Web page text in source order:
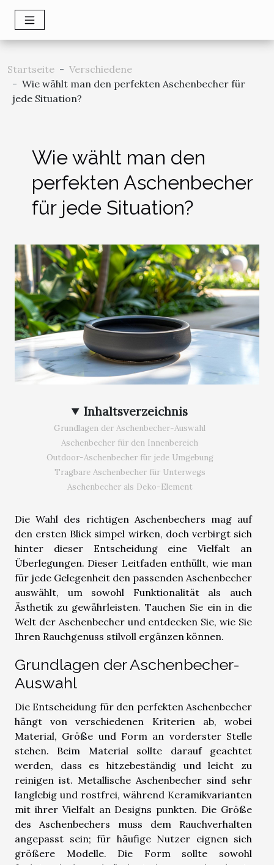
Startseite
Verschiedene
Wie wählt man den perfekten Aschenbecher für
jede Situation?
Wie wählt man den
perfekten Aschenbecher
für jede Situation?
Inhaltsverzeichnis
Grundlagen der Aschenbecher-Auswahl
Aschenbecher für den Innenbereich
Outdoor-Aschenbecher für jede Umgebung
Tragbare Aschenbecher für Unterwegs
Aschenbecher als Deko-Element
Die Wahl des richtigen Aschenbechers mag auf
den ersten Blick simpel wirken, doch verbirgt sich
hinter dieser Entscheidung eine Vielfalt an
Überlegungen. Dieser Leitfaden enthüllt, wie man
für jede Gelegenheit den passenden Aschenbecher
auswählt, um sowohl Funktionalität als auch
Ästhetik zu gewährleisten. Tauchen Sie ein in die
Welt der Aschenbecher und entdecken Sie, wie Sie
Ihren Rauchgenuss stilvoll ergänzen können.
Grundlagen der Aschenbecher-
Auswahl
Die Entscheidung für den perfekten Aschenbecher
hängt von verschiedenen Kriterien ab, wobei
Material, Größe und Form an vorderster Stelle
stehen. Beim Material sollte darauf geachtet
werden, dass es hitzebeständig und leicht zu
reinigen ist. Metallische Aschenbecher sind sehr
langlebig und rostfrei, während Keramikvarianten
mit ihrer Vielfalt an Designs punkten. Die Größe
des Aschenbechers muss dem Rauchverhalten
angepasst sein; für häufige Nutzer eignen sich
größere Modelle. Die Form sollte sowohl